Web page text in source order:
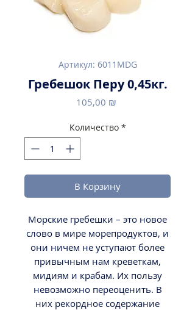
Артикул: 6011MDG
Гребешок Перу 0,45кг.
105,00 ₪Цена
Количество *
В Корзину
Морские гребешки – это новое
слово в мире морепродуктов, и
они ничем не уступают более
привычным нам креветкам,
мидиям и крабам. Их пользу
невозможно переоценить. В
них рекордное содержание